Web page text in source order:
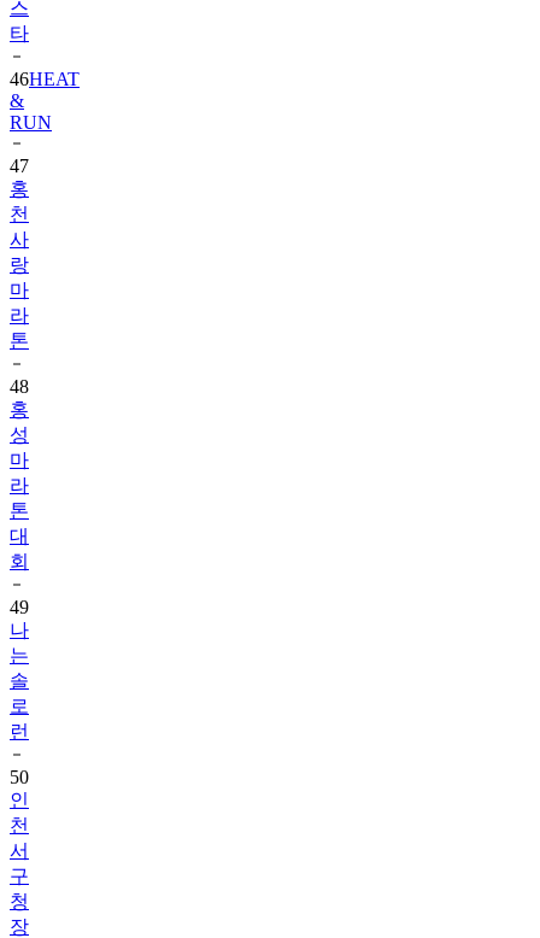
스
타
46HEAT
&
RUN
47
홍
천
사
랑
마
라
톤
48
홍
성
마
라
톤
대
회
49
나
는
솔
로
런
50
인
천
서
구
청
장